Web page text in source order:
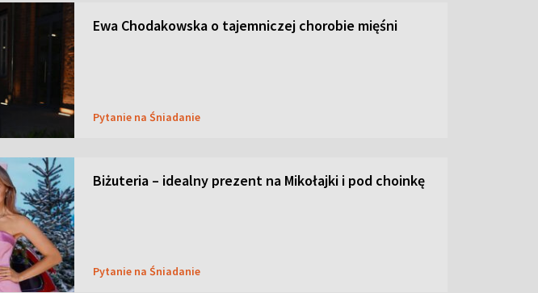
Ewa Chodakowska o tajemniczej chorobie mięśni
Pytanie na Śniadanie
Biżuteria – idealny prezent na Mikołajki i pod choinkę
Pytanie na Śniadanie